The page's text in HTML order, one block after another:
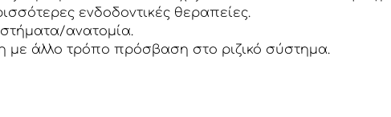
ενδοδοντικές θεραπείες.
ανατομία.
με άλλο τρόπο πρόσβαση στο ριζικό σύστημα.